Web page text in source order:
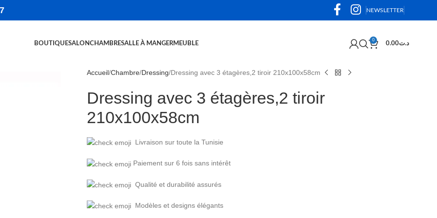
NEWSLETTER
BOUTIQUESALONCHAMBRESALLE À MANGERMEUBLE
0
د.ت0.00
Accueil Chambre Dressing Dressing avec 3 étagères,2 tiroir 210x100x58cm
Dressing avec 3 étagères,2 tiroir
210x100x58cm
Livraison sur toute la Tunisie
Paiement sur 6 fois sans intérêt
Qualité et durabilité assurés
Modèles et designs élégants